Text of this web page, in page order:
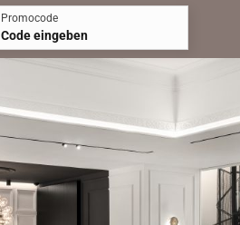
Promocode
Code eingeben
Promocode
Code eingeben